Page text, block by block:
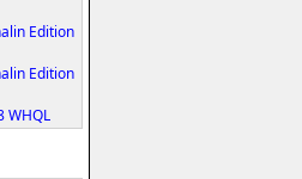
Edition
Edition